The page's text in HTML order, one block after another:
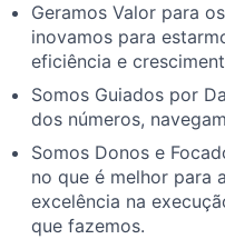
Geramos Valor para
inovamos para
eficiência e
Somos Guiados por
dos números,
Somos Donos e
no que é melhor para
excelência na
que fazemos.